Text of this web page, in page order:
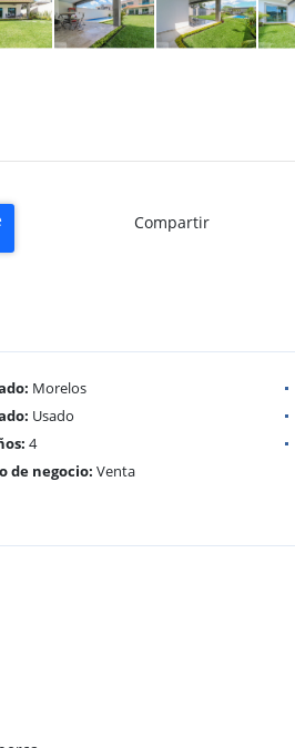
Compartir
Morelos
Usado
4
de negocio: Venta